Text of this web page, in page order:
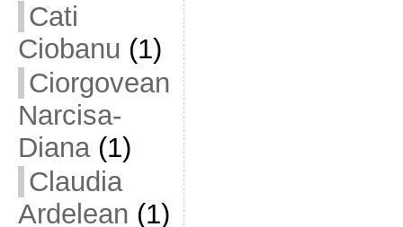
Cati
Ciobanu (1)
Ciorgovean
Narcisa-
Diana(1)
Claudia
Ardelean (1)